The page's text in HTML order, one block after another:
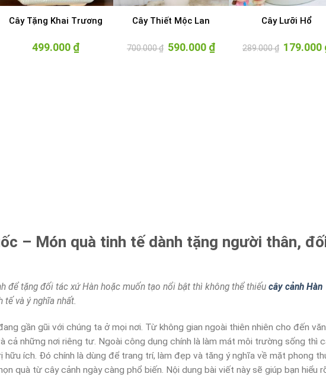
Cây Tặng Khai Trương
499.000 ₫
Cây Thiết Mộc Lan
700.000₫ Giá
gốc
590.000 ₫Giá
Cây Lưỡi Hổ
289.000₫ Giá
gốc
179.000
₫.
– Món quà tinh tế dành tặng người thân,
để tặng đối tác xứ Hàn hoặc muốn tạo nổi bật thì không thể thiếu cây cảnh Hàn
tế và ý nghĩa nhất.
gần gũi với chúng ta ở mọi nơi. Từ không gian ngoài thiên nhiên cho đến văn
cả những nơi riêng tư. Ngoài công dụng chính là làm mát môi trường sống thì
hữu ích. Đó chính là dùng để trang trí, làm đẹp và tăng ý nghĩa về mặt phong
quà từ cây cảnh ngày càng phổ biến. Nội dung bài viết này sẽ giúp bạn hiểu